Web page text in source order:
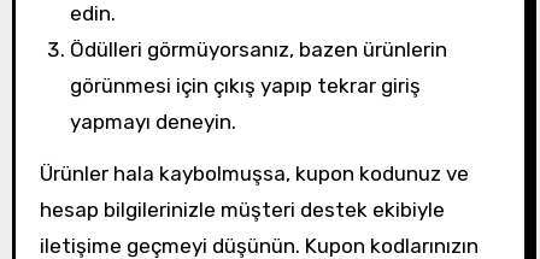
edin.
Ödülleri görmüyorsanız, bazen ürünlerin
görünmesi için çıkış yapıp tekrar giriş
yapmayı deneyin.
Ürünler hala kaybolmuşsa, kupon kodunuz ve
hesap bilgilerinizle müşteri destek ekibiyle
iletişime geçmeyi düşünün. Kupon kodlarınızın